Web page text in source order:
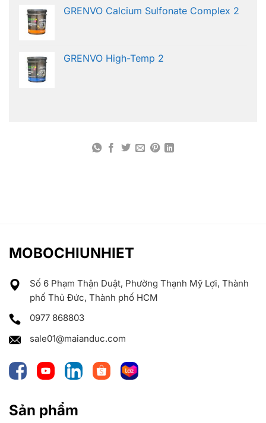
GRENVO Calcium Sulfonate Complex 2
GRENVO High-Temp 2
MOBOCHIUNHIET
Số 6 Phạm Thận Duật, Phường Thạnh Mỹ Lợi, Thành
phố Thủ Đức, Thành phố HCM
0977 868803
sale01@maianduc.com
Sản phẩm